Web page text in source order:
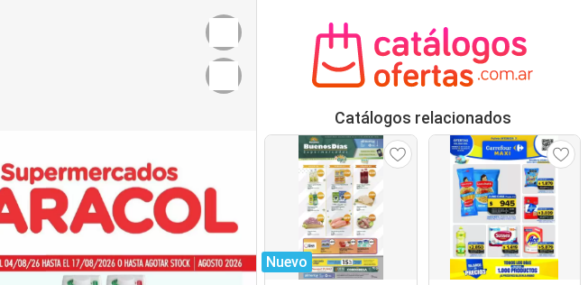
Catálogos relacionados
Nuevo